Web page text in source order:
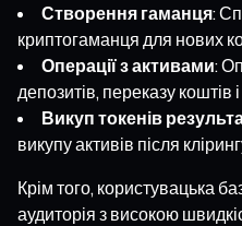
Створення гаманця:
криптогаманця для нових
Операції з активами:
депозитів, переказу коштів
Викуп токенів
викупу активів після
Крім того, користувацька
аудиторія з високою